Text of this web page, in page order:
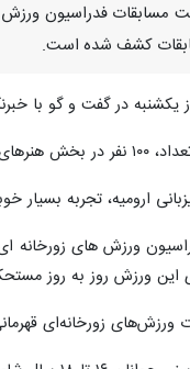
مسابقات فدراسیون
کشف شده است.
یکشنبه در گفت و گو با
نیز حضور دارند.
ارومیه، تجربه
ورزش های زورخانه ای
این ورزش روز به روز
ورزش‌های زورخانه‌ای